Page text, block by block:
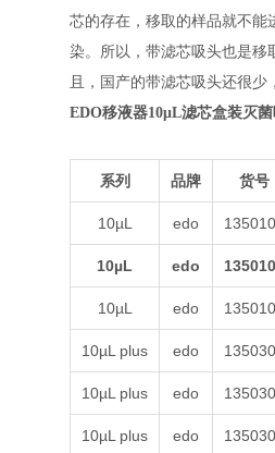
芯的存在，移取的样品就不能
染。所以，带滤芯吸头也是移
且，国产的带滤芯吸头还很少
EDO移液器10μL滤芯盒装灭菌
系列 品牌 货号
10µL edo
10µL edo
10µL edo
10µL plus edo
10µL plus edo
10µL plus edo